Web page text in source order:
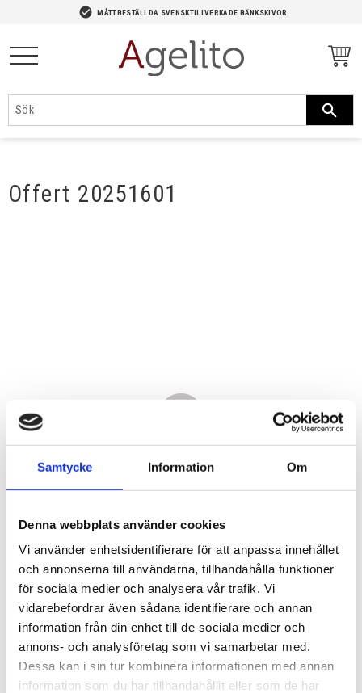
Samtycke Information Om
Denna webbplats använder cookies
Vi använder enhetsidentifierare för att anpassa innehållet
och annonserna till användarna, tillhandahålla funktioner
för sociala medier och analysera vår trafik. Vi
vidarebefordrar även sådana identifierare och annan
information från din enhet till de sociala medier och
annons- och analysföretag som vi samarbetar med.
Dessa kan i sin tur kombinera informationen med annan
information som du har tillhandahållit eller som de har
check_circle MÅTTBESTÄLLDA SVENSKTILLVERKADE BÄNKSKIVOR
Offert 20251601
2 450,00KR
Antal